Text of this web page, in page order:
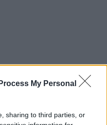
My Personal
sharing to third parties, or